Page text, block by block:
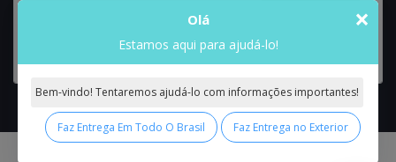
×
Olá
Estamos aqui para ajudá-lo!
Bem-vindo! Tentaremos ajudá-lo com informações importantes!
Faz Entrega Em Todo O Brasil Faz Entrega no Exterior